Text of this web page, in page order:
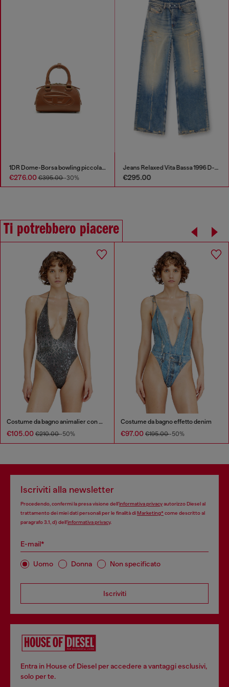
1DR Dome-Borsa bowling piccola in pelle pull-up
€276.00€395.00-30%
Jeans Relaxed Vita Bassa 1996 D-Sire
€295.00
Ti potrebbero piacere
Costume da bagno animalier con scollatura profonda
€105.00 €210.00-50%
Costume da bagno effetto denim
€97.00 €195.00-50%
Iscriviti alla newsletter
Procedendo, confermi la presa visione dell’informativa privacyautorizzo Diesel al
trattamento dei miei dati personali per le finalità diMarketing*come descritto al
paragrafo 3.1, d) dell’informativa privacy.
E-mail*
Uomo Donna Non specificato
Iscriviti
Entra in House of Diesel per accedere a vantaggi esclusivi,
solo per te.